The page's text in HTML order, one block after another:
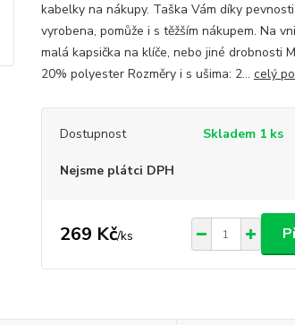
kabelky na nákupy. Taška Vám díky
vyrobena, pomůže i s těžším nákupem. Na
malá kapsička na klíče, nebo jiné drobnosti
20% polyester Rozměry i s ušima: 2... celý
Dostupnost Skladem 1 ks
Nejsme plátci DPH
269 Kč/ks